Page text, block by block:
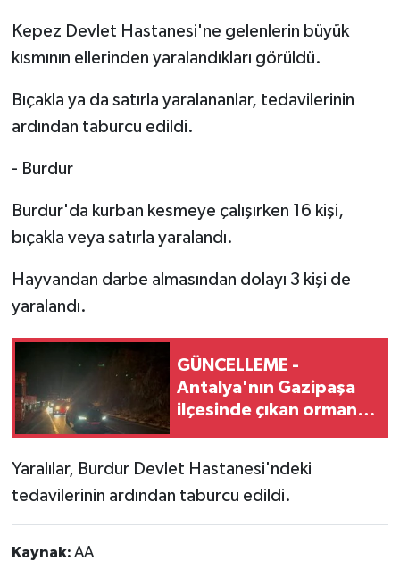
Kepez Devlet Hastanesi'ne gelenlerin büyük
kısmının ellerinden yaralandıkları görüldü.
Bıçakla ya da satırla yaralananlar, tedavilerinin
ardından taburcu edildi.
- Burdur
Burdur'da kurban kesmeye çalışırken 16 kişi,
bıçakla veya satırla yaralandı.
Hayvandan darbe almasından dolayı 3 kişi de
yaralandı.
GÜNCELLEME -
Antalya'nın Gazipaşa
ilçesinde çıkan orman
Yaralılar, Burdur Devlet Hastanesi'ndeki
tedavilerinin ardından taburcu edildi.
Kaynak: AA